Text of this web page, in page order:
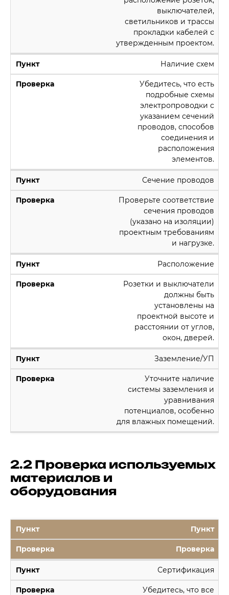
выключателей,
светильников и трассы
прокладки кабелей с
утвержденным проектом.
Наличие схем
Убедитесь, что есть
подробные схемы
электропроводки с
указанием сечений
проводов, способов
соединения и
расположения
элементов.
Сечение проводов
Проверьте соответствие
сечения проводов
(указано на изоляции)
проектным требованиям
и нагрузке.
Расположение
Розетки и выключатели
должны быть
установлены на
проектной высоте и
расстоянии от углов,
окон, дверей.
Заземление/УП
Уточните наличие
системы заземления и
уравнивания
потенциалов, особенно
для влажных помещений.
2.2 Проверка используемых
материалов и
оборудования
Пункт
Проверка
Сертификация
Убедитесь, что все